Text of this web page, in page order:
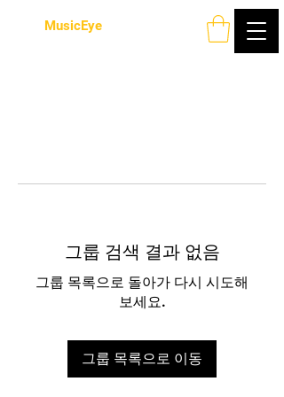
MusicEye
그룹 검색 결과 없음
그룹 목록으로 돌아가 다시 시도해
보세요.
그룹 목록으로 이동